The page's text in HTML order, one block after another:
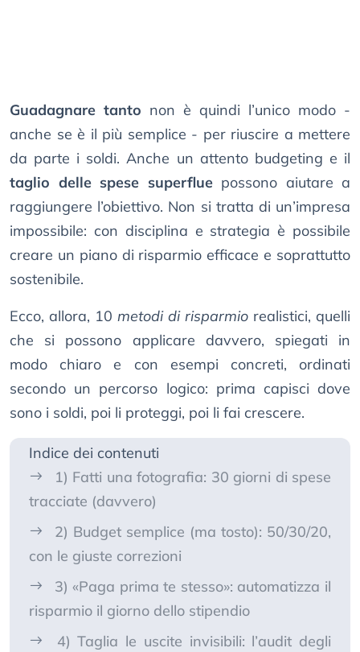
Guadagnare tanto non è quindi l’unico modo -
anche se è il più semplice - per riuscire a mettere
da parte i soldi. Anche un attento budgeting e il
taglio delle spese superfluepossono aiutare a
raggiungere l’obiettivo. Non si tratta di un’impresa
impossibile: con disciplina e strategia è possibile
creare un piano di risparmio efficace e soprattutto
sostenibile.
Ecco, allora, 10 metodi di risparmio realistici, quelli
che si possono applicare davvero, spiegati in
modo chiaro e con esempi concreti, ordinati
secondo un percorso logico: prima capisci dove
sono i soldi, poi li proteggi, poi li fai crescere.
Indice dei contenuti
1) Fatti una fotografia: 30 giorni di spese
tracciate (davvero)
2) Budget semplice (ma tosto): 50/30/20,
con le giuste correzioni
3) «Paga prima te stesso»: automatizza il
risparmio il giorno dello stipendio
4) Taglia le uscite invisibili: l’audit degli